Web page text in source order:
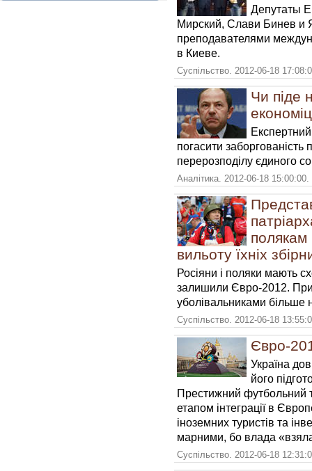
Депутаты
Мирский, Слави Бинев и
преподавателями
в Киеве.
Суспільство. 2012-06-18
Чи піде
погасити заборгованість
перерозподілу єдиного
Аналітика. 2012-06-18
полякам
вильоту їхніх
Росіяни і поляки мають
залишили Євро-2012.
уболівальниками
Суспільство. 2012-06-18
Євро-
Україна
його
Престижний футбольний
етапом інтеграції в
іноземних туристів та
марними, бо влада
Суспільство. 2012-06-18